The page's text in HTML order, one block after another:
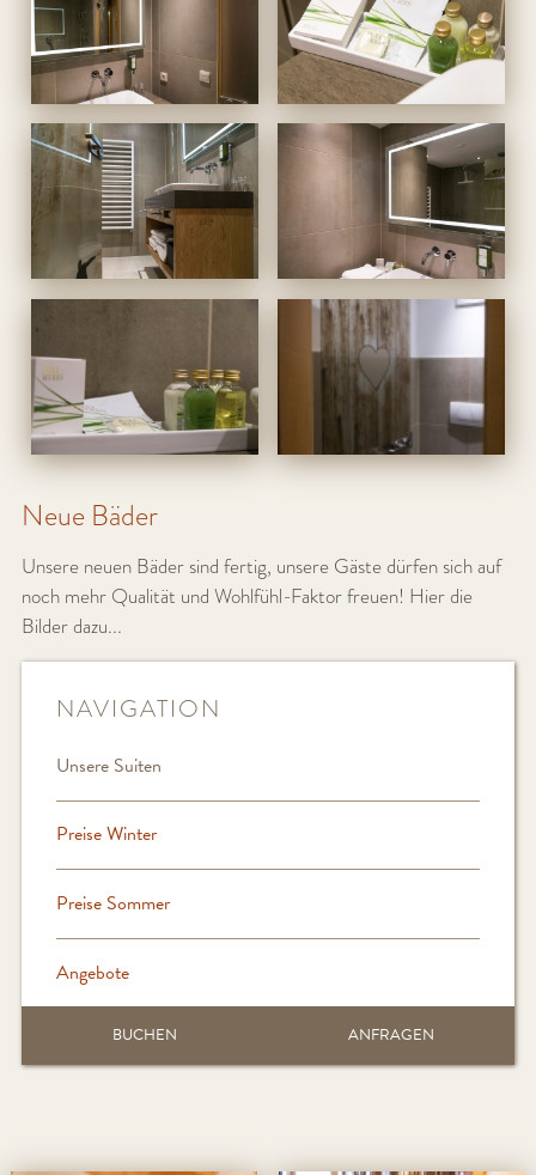
Neue Bäder
Unsere neuen Bäder sind fertig, unsere Gäste dürfen sich auf
noch mehr Qualität und Wohlfühl-Faktor freuen! Hier die
Bilder dazu...
NAVIGATION
Unsere Suiten
Preise Winter
Preise Sommer
Angebote
BUCHEN ANFRAGEN